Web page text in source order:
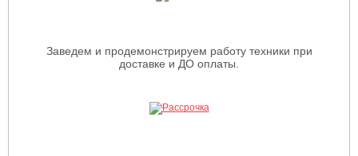
Заведем и продемонстрируем работу техники при
доставке и ДО оплаты.